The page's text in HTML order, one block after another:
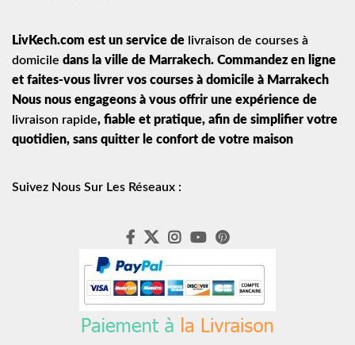
LivKech.com est un service de livraison de courses à
domicile dans la ville de Marrakech. Commandez en ligne
et faites-vous livrer vos courses à domicile à Marrakech
Nous nous engageons à vous offrir une expérience de
livraison rapide, fiable et pratique, afin de simplifier votre
quotidien, sans quitter le confort de votre maison
Suivez Nous Sur Les Réseaux :